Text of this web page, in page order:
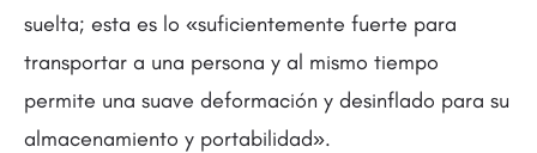
suelta; esta es lo «suficientemente fuerte para
transportar a una persona y al mismo tiempo
permite una suave deformación y desinflado para su
almacenamiento y portabilidad».